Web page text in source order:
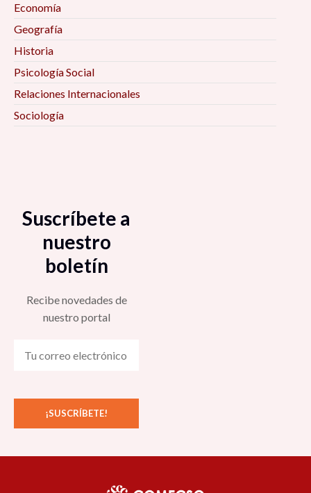
Economía
Geografía
Historia
Psicología Social
Relaciones Internacionales
Sociología
Suscríbete a
nuestro
boletín
Recibe novedades de
nuestro portal